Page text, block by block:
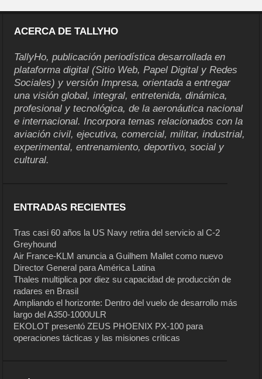
ACERCA DE TALLYHO
TallyHo, publicación periodística desarrollada en
plataforma digital (Sitio Web, Papel Digital y Redes
Sociales) y versión Impresa, orientada a entregar
una visión global, integral, entretenida, dinámica,
profesional y tecnológica, de la aeronáutica nacional
e internacional. Incorpora temas relacionados con la
aviación civil, ejecutiva, comercial, militar, industrial,
experimental, entrenamiento, deportivo, social y
cultural.
ENTRADAS RECIENTES
Tras casi 60 años la US Navy retira del servicio al C-2
Greyhound
Air France-KLM anuncia a Guilhem Mallet como nuevo
Director General para América Latina
Thales multiplica por diez su capacidad de producción de
radares en Brasil
Ampliando el horizonte: Dentro del vuelo de desarrollo más
largo del A350-1000ULR
EKOLOT presentó ZEUS PHOENIX PX-100 para
operaciones tácticas y las misiones críticas